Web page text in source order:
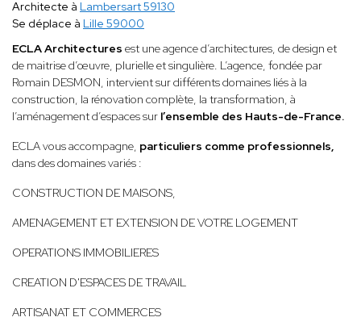
Architecte à Lambersart 59130
Se déplace à Lille 59000
ECLA Architectures est une agence d’architectures, de design et
de maitrise d’œuvre, plurielle et singulière. L’agence, fondée par
Romain DESMON, intervient sur différents domaines liés à la
construction, la rénovation complète, la transformation, à
l’aménagement d’espaces sur l’ensemble des Hauts-de-France.
ECLA vous accompagne, particuliers comme professionnels,
dans des domaines variés :
CONSTRUCTION DE MAISONS,
AMENAGEMENT ET EXTENSION DE VOTRE LOGEMENT
OPERATIONS IMMOBILIERES
CREATION D'ESPACES DE TRAVAIL
ARTISANAT ET COMMERCES